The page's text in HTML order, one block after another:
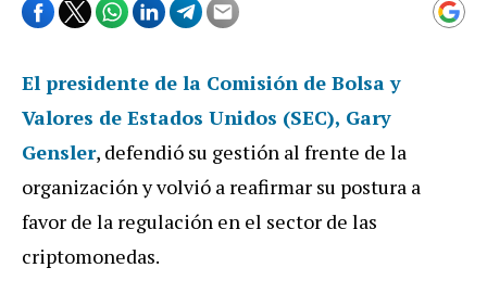
El presidente de la Comisión de Bolsa y
Valores de Estados Unidos (SEC), Gary
Gensler, defendió su gestión al frente de la
organización y volvió a reafirmar su postura a
favor de la regulación en el sector de las
criptomonedas.